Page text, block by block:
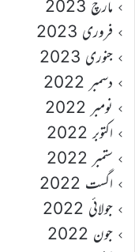
مارچ 2023
فروری 2023
جنوری 2023
دسمبر 2022
نومبر 2022
اکتوبر 2022
ستمبر 2022
اگست 2022
جولائی 2022
جون 2022